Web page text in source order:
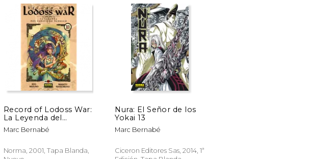
$ 15.91 $ 28.30
Record of Lodoss War:
La Leyenda del
Caballero Heroico 10
Marc Bernabé
Norma, 2001, Tapa Blanda,
Nura: El Señor de los
Yokai 13
Marc Bernabé
Ciceron Editores Sas, 2014, 1ª